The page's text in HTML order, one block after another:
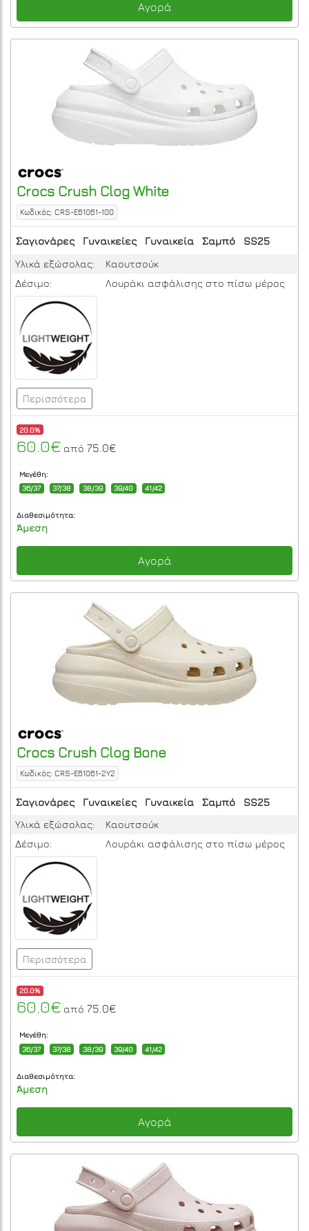
Αγορά
Crocs Crush Clog White
Κωδικός: CRS-E61061-100
Σαγιονάρες Γυναικείες Γυναικεία Σαμπό
SS25
Υλικά εξώσολας:
Καουτσούκ
Δέσιμο:
Λουράκι ασφάλισης στο πίσω μέρος
Περισσότερα
20.0%
60.0€ από 75.0€
Μεγέθη:
36/37
37/38 38/39 39/40 41/42
Διαθεσιμότητα:
Άμεση
Αγορά
Crocs Crush Clog Bone
Κωδικός: CRS-E61061-2Y2
Σαγιονάρες Γυναικείες Γυναικεία Σαμπό
SS25
Υλικά εξώσολας:
Καουτσούκ
Δέσιμο:
Λουράκι ασφάλισης στο πίσω μέρος
Περισσότερα
20.0%
60.0€ από 75.0€
Μεγέθη:
36/37
37/38 38/39 39/40 41/42
Διαθεσιμότητα:
Άμεση
Αγορά